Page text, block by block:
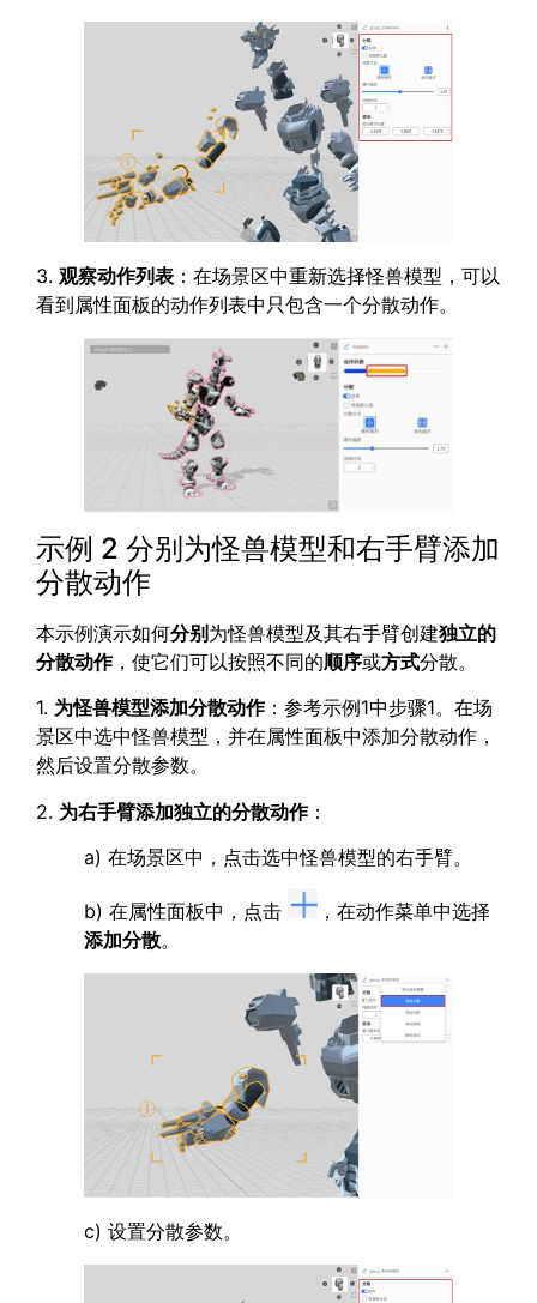
3. 观察动作列表 ：在场景区中重新选择怪兽模型，可以
看到属性面板的动作列表中只包含一个分散动作。
示例 2 分别为怪兽模型和右手臂添加
分散动作
本示例演示如何分别为怪兽模型及其右手臂创建独立的
分散动作，使它们可以按照不同的顺序或方式分散。
1. 为怪兽模型添加分散动作：参考示例1中步骤1。在场
景区中选中怪兽模型，并在属性面板中添加分散动作，
然后设置分散参数。
2. 为右手臂添加独立的分散动作：
a) 在场景区中，点击选中怪兽模型的右手臂。
b) 在属性面板中，点击
，在动作菜单中选择
添加分散。
c) 设置分散参数。